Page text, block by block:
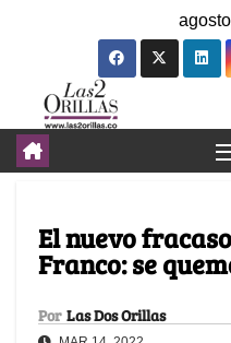
El nuevo
Franco: se
Por Las Dos Orillas